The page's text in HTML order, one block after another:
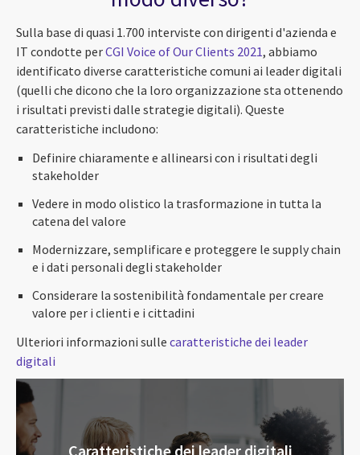
Sulla base di quasi 1.700 interviste con dirigenti d'azienda e
IT condotte perCGI Voice of Our Clients 2021, abbiamo
identificato diverse caratteristiche comuni ai leader digitali
(quelli che dicono che la loro organizzazione sta ottenendo
i risultati previsti dalle strategie digitali). Queste
caratteristiche includono:
Definire chiaramente e allinearsi con i risultati degli
stakeholder
Vedere in modo olistico la trasformazione in tutta la
catena del valore
Modernizzare, semplificare e proteggere le supply chain
e i dati personali degli stakeholder
Considerare la sostenibilità fondamentale per creare
valore per i clienti e i cittadini
Ulteriori informazioni sulle caratteristiche dei leader
digitali
Caratteristiche dei leader digitali